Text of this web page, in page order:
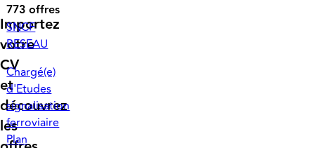
Importez
votre
CV
et
découvrez
les
773 offres
SNCF
RESEAU
Chargé(e)
d'Etudes
signalisation
ferroviaire
Plan